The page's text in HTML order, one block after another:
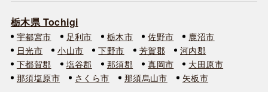
栃木県 Tochigi
宇都宮市 足利市 栃木市 佐野市
鹿沼市
日光市
小山市 下野市 芳賀郡
河内郡
下都賀郡
塩谷郡 那須郡 真岡市
大田原市
那須塩原市
さくら市 那須烏山市 矢板市